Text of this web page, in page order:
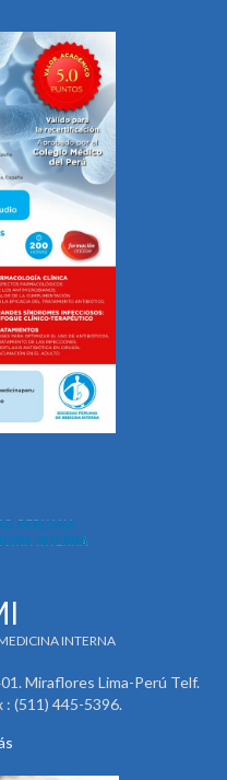
INTERNA
Miraflores Lima-Perú Telf.
: (511) 445-5396.